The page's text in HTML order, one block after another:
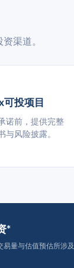
渠道。
可投项目
诺前，提供完整
与风险披露。
*
量与估值预估所